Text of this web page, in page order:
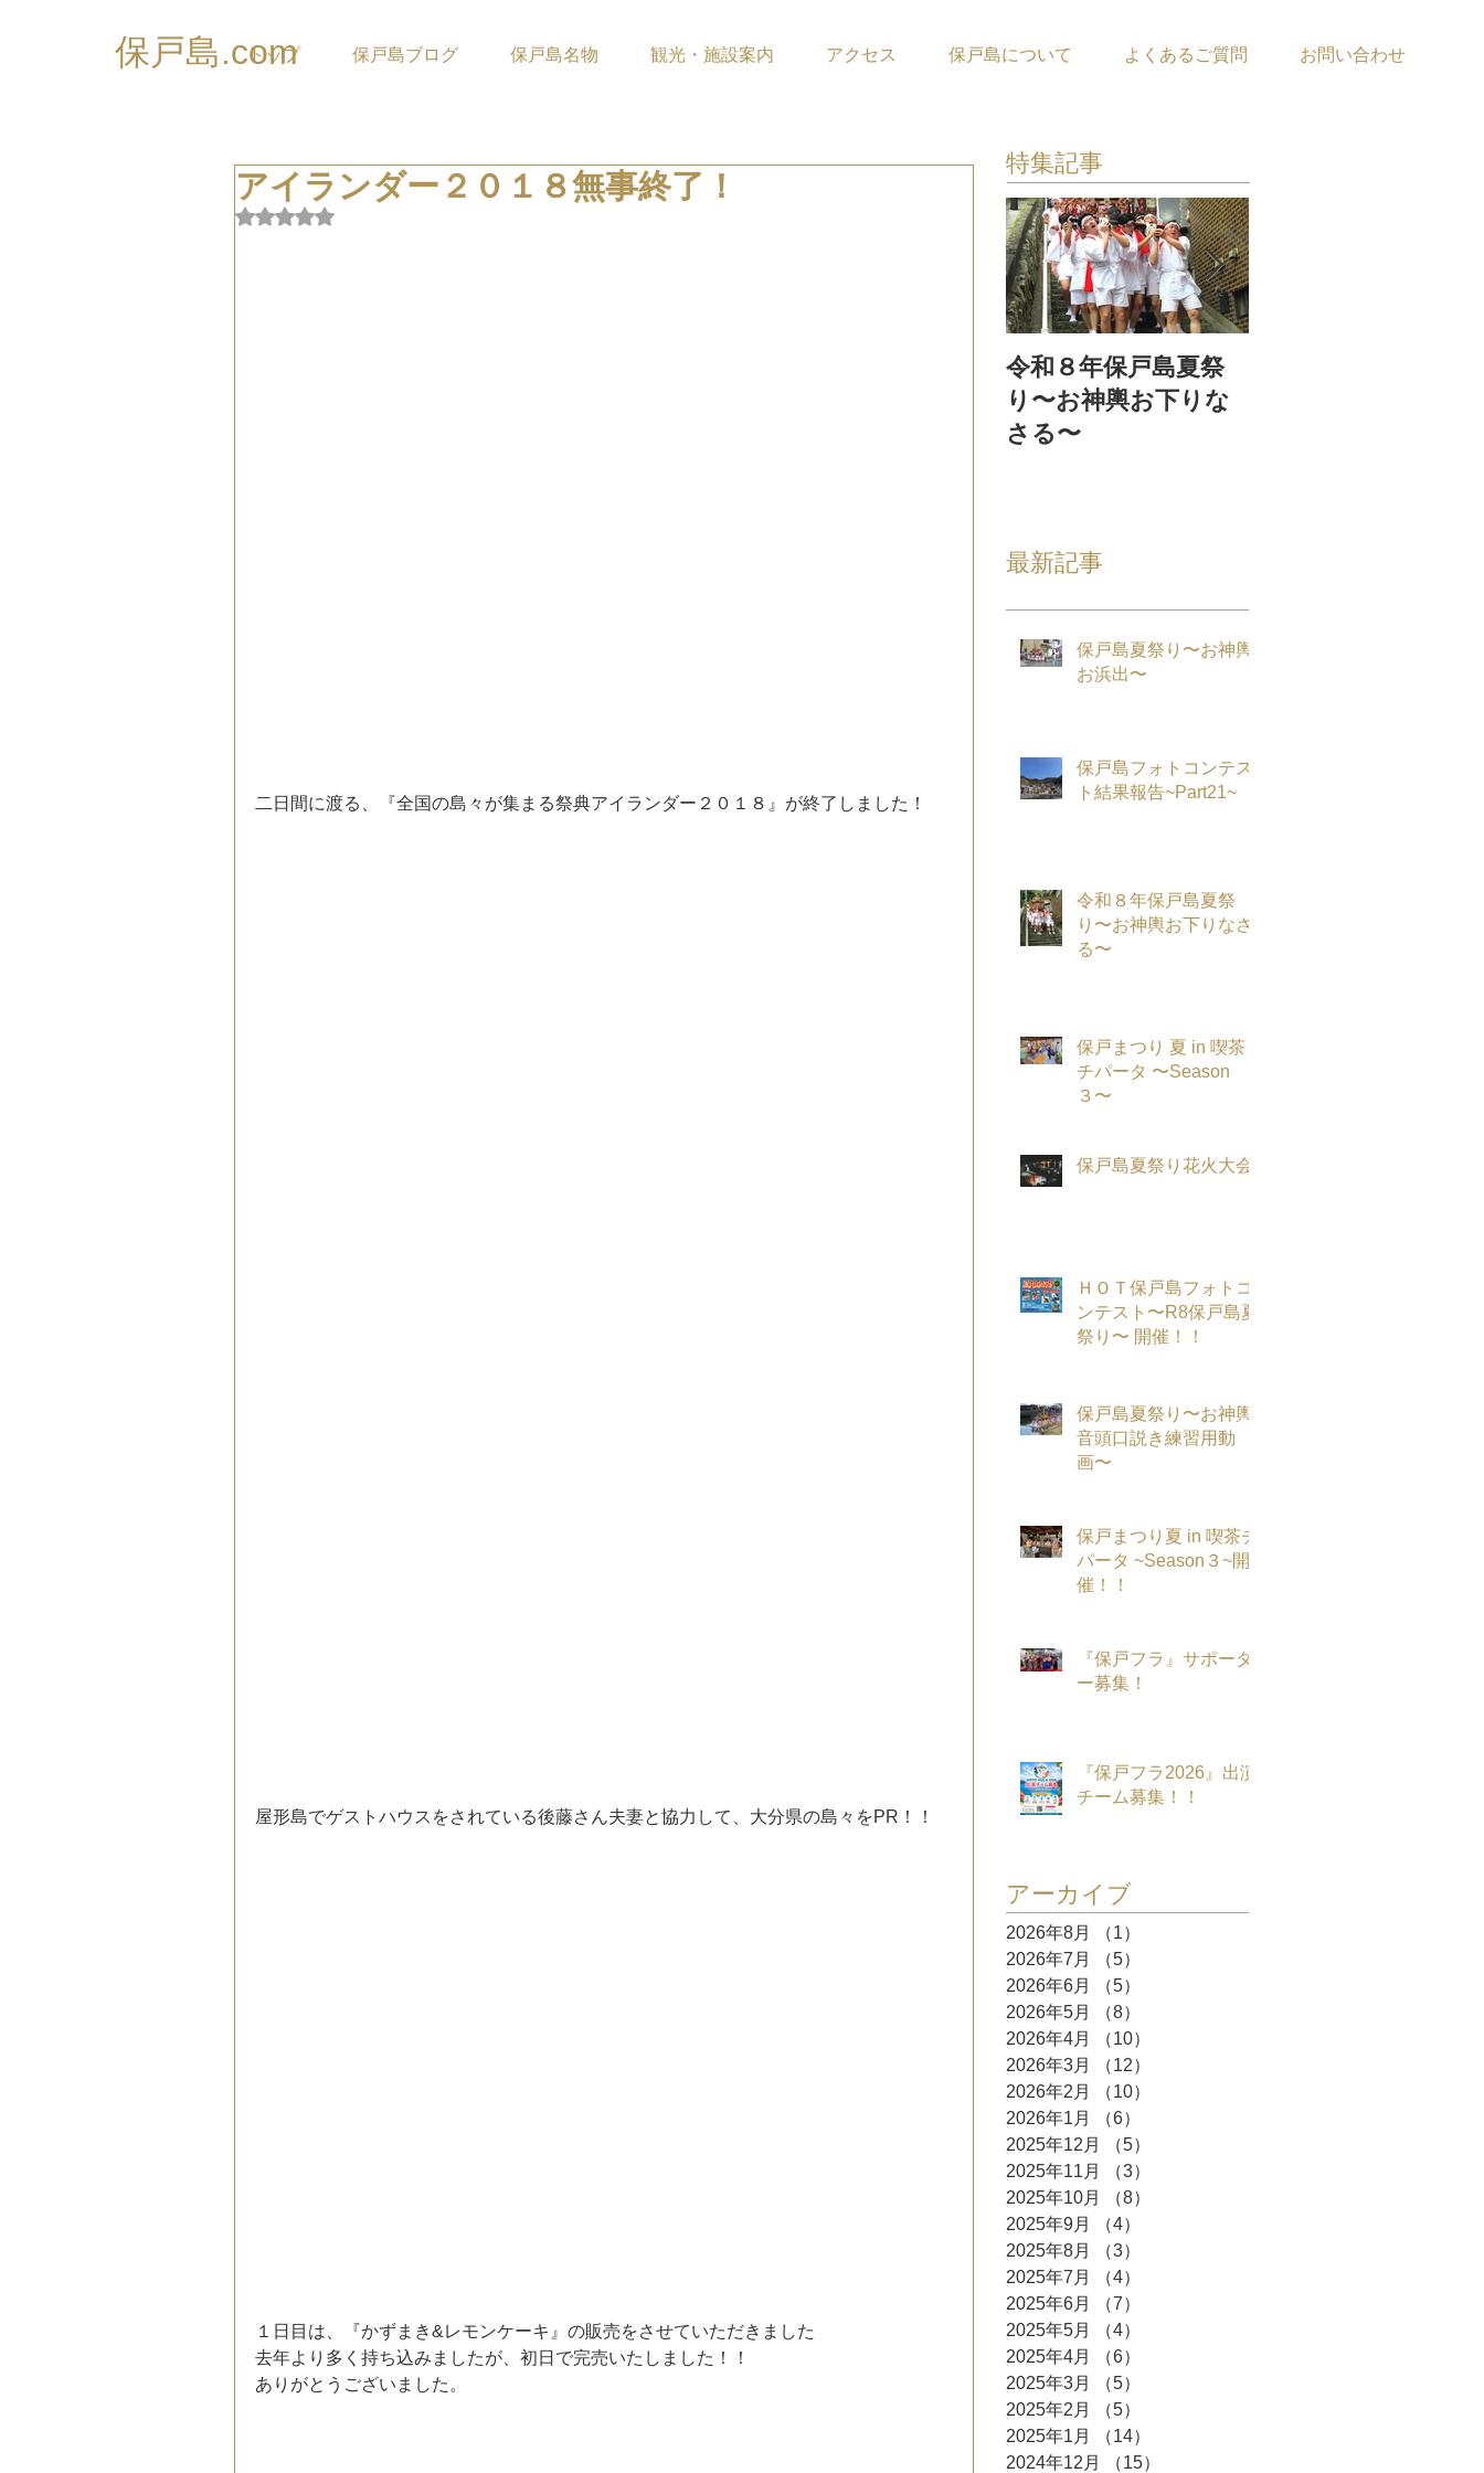
保戸島.com
トップ 保戸島ブログ 保戸島名物 観光・施設案内 アクセス 保戸島について よくあるご質問 お問い合わせ
アイランダー２０１８無事終了！
5つ星のうちNaNと評価されています。
二日間に渡る、『全国の島々が集まる祭典アイランダー２０１８』が終了しました！
屋形島でゲストハウスをされている後藤さん夫妻と協力して、大分県の島々をPR！！
１日目は、『かずまき&レモンケーキ』の販売をさせていただきました
去年より多く持ち込みましたが、初日で完売いたしました！！
ありがとうございました。
特集記事
令和８年保戸島夏祭
り〜お神輿お下りな
さる〜
最新記事
保戸島夏祭り〜お神輿
お浜出〜
保戸島フォトコンテス
ト結果報告~Part21~
令和８年保戸島夏祭
り〜お神輿お下りなさ
る〜
保戸まつり 夏 in 喫茶
チパータ 〜Season
３〜
保戸島夏祭り花火大会
ＨＯＴ保戸島フォトコ
ンテスト〜R8保戸島夏
祭り〜 開催！！
保戸島夏祭り〜お神輿
音頭口説き練習用動
画〜
保戸まつり夏 in 喫茶チ
パータ ~Season３~開
催！！
『保戸フラ』サポータ
ー募集！
『保戸フラ2026』出演
チーム募集！！
アーカイブ
2026年8月 （1）
2026年7月
（5）
2026年6月
（5）
2026年5月
（8）
2026年4月
（10）
2026年3月
（12）
2026年2月
（10）
2026年1月
（6）
2025年12月
（5）
2025年11月
（3）
2025年10月
（8）
2025年9月
（4）
2025年8月
（3）
2025年7月
（4）
2025年6月
（7）
2025年5月
（4）
2025年4月
（6）
2025年3月
（5）
2025年2月
（5）
2025年1月
（14）
2024年12月
（15）